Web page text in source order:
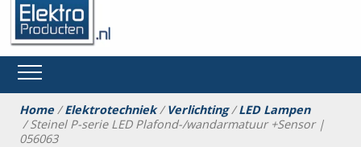
Home/Elektrotechniek/Verlichting/LED Lampen
/ Steinel P-serie LED Plafond-/wandarmatuur +Sensor |
056063